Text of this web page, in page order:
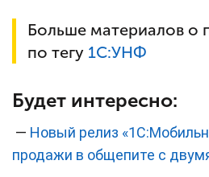
Больше материалов о
по тегу 1С:УНФ
Будет интересно:
— Новый релиз
продажи в общепите с